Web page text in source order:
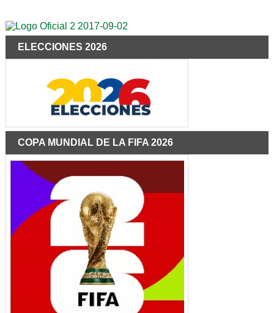
ELECCIONES 2026
COPA MUNDIAL DE LA FIFA 2026